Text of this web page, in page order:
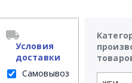
Условия
доставки
Самовывоз